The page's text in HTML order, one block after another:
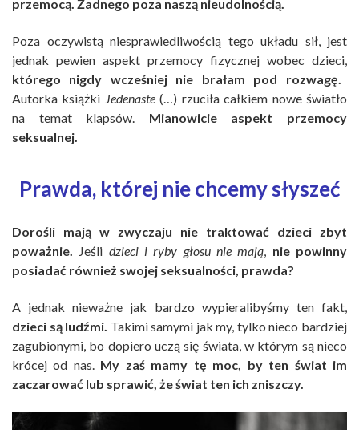
przemocą. Żadnego poza naszą nieudolnością.
Poza oczywistą niesprawiedliwością tego układu sił, jest
jednak pewien aspekt przemocy fizycznej wobec dzieci,
którego nigdy wcześniej nie brałam pod rozwagę.
Autorka książki Jedenaste(…) rzuciła całkiem nowe światło
na temat klapsów.
Mianowicie aspekt przemocy
seksualnej.
Prawda, której nie chcemy słyszeć
Dorośli mają w zwyczaju nie traktować dzieci zbyt
poważnie. Jeśli dzieci i ryby głosu nie mają, nie powinny
posiadać również swojej seksualności, prawda?
A jednak nieważne jak bardzo wypieralibyśmy ten fakt,
dzieci są ludźmi. Takimi samymi jak my, tylko nieco bardziej
zagubionymi, bo dopiero uczą się świata, w którym są nieco
krócej od nas. My zaś mamy tę moc, by ten świat im
zaczarować lub sprawić, że świat ten ich zniszczy.